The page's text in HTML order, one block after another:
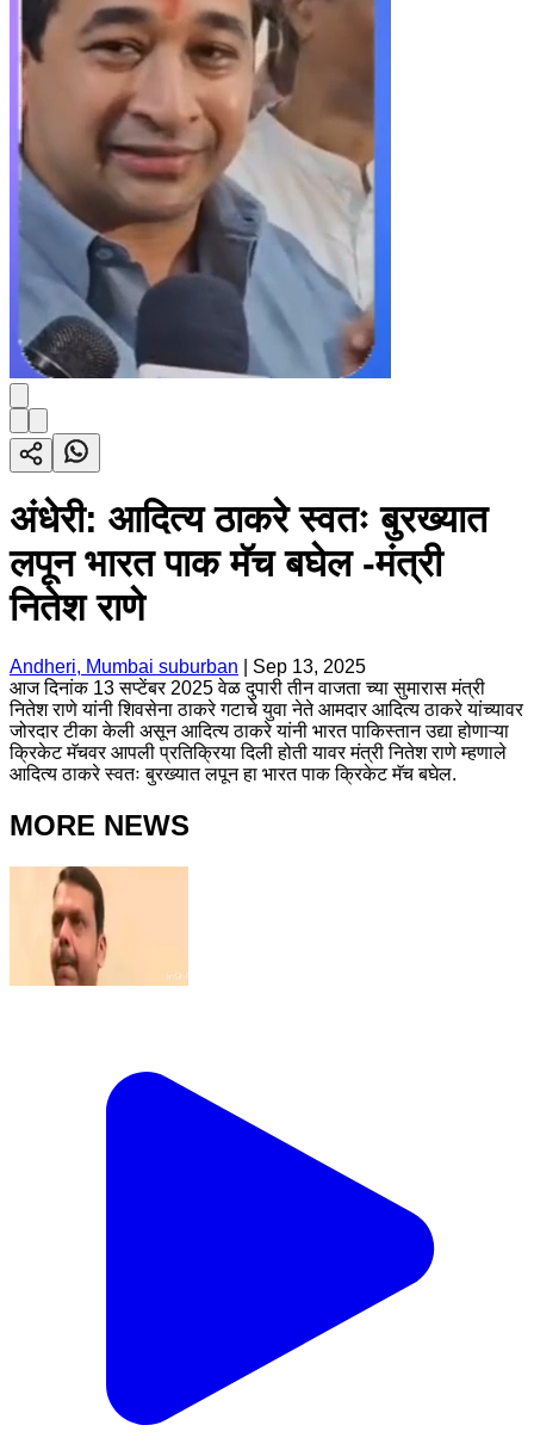
अंधेरी: आदित्य ठाकरे स्वतः बुरख्यात
लपून भारत पाक मॅच बघेल -मंत्री
नितेश राणे
Andheri, Mumbai suburban
Sep 13, 2025
आज दिनांक 13 सप्टेंबर 2025 वेळ दुपारी तीन वाजता च्या सुमारास मंत्री
नितेश राणे यांनी शिवसेना ठाकरे गटाचे युवा नेते आमदार आदित्य ठाकरे यांच्यावर
जोरदार टीका केली असून आदित्य ठाकरे यांनी भारत पाकिस्तान उद्या होणाऱ्या
क्रिकेट मॅचवर आपली प्रतिक्रिया दिली होती यावर मंत्री नितेश राणे म्हणाले
आदित्य ठाकरे स्वतः बुरख्यात लपून हा भारत पाक क्रिकेट मॅच बघेल.
MORE NEWS